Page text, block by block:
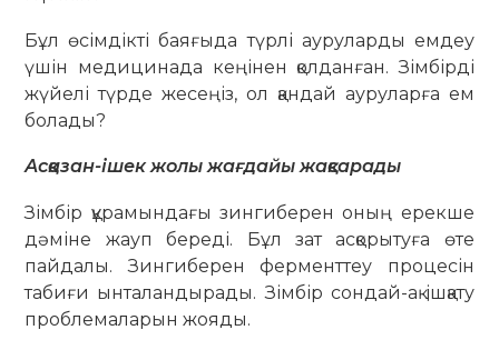
Бұл өсімдікті баяғыда түрлі ауруларды емдеу
үшін медицинада кеңінен қолданған. Зімбірді
жүйелі түрде жесеңіз, ол қандай ауруларға ем
болады?
Асқазан-ішек жолы жағдайы жақсарады
Зімбір құрамындағы зингиберен оның ерекше
дәміне жауп береді. Бұл зат асқорытуға өте
пайдалы. Зингиберен ферменттеу процесін
табиғи ынталандырады. Зімбір сондай-ақ ішқату
проблемаларын жояды.